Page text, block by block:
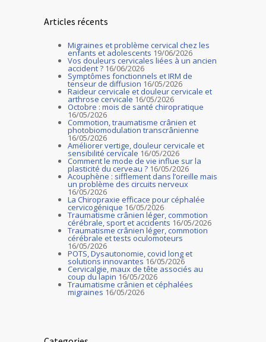
Articles récents
Migraines et problème cervical chez les
enfants et adolescents 19/06/2026
Vos douleurs cervicales liées à un ancien
accident ? 16/06/2026
Symptômes fonctionnels et IRM de
tenseur de diffusion 16/05/2026
Raideur cervicale et douleur cervicale et
arthrose cervicale 16/05/2026
Octobre : mois de santé chiropratique
16/05/2026
Commotion, traumatisme crânien et
photobiomodulation transcrânienne
16/05/2026
Améliorer vertige, douleur cervicale et
sensibilité cervicale 16/05/2026
Comment le mode de vie influe sur la
plasticité du cerveau ? 16/05/2026
Acouphène : sifflement dans l’oreille mais
un problème des circuits nerveux
16/05/2026
La Chiropraxie efficace pour céphalée
cervicogénique 16/05/2026
Traumatisme crânien léger, commotion
cérébrale, sport et accidents 16/05/2026
Traumatisme crânien léger, commotion
cérébrale et tests oculomoteurs
16/05/2026
POTS, Dysautonomie, covid long et
solutions innovantes 16/05/2026
Cervicalgie, maux de tête associés au
coup du lapin 16/05/2026
Traumatisme crânien et céphalées
migraines 16/05/2026